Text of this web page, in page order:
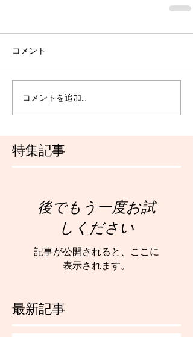
特集記事
最新記事
コメント
コメントを追加…
後でもう一度お試
しください
記事が公開されると、ここに
表示されます。